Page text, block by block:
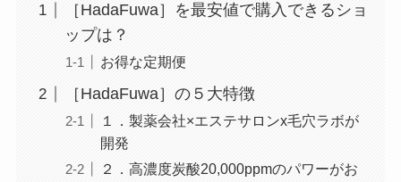
［HadaFuwa］を最安値で購入できるショ
ップは？
お得な定期便
［HadaFuwa］の５大特徴
１．製薬会社×エステサロンx毛穴ラボが
開発
２．高濃度炭酸20,000ppmのパワーがお